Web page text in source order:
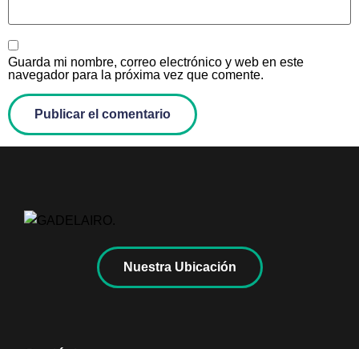
Guarda mi nombre, correo electrónico y web en este
navegador para la próxima vez que comente.
Nuestra Ubicación